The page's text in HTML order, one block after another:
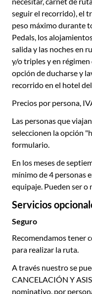
seguir el recorrido), el
peso máximo durante
Pedals, los
salida y las noches en
y/o triples y en régimen
opción de ducharse y
recorrido en el hotel
Precios por persona,
Las personas que
seleccionen la opción
formulario.
En los meses de
mínimo de 4 personas
equipaje. Pueden ser o
Servicios
Seguro
Recomendamos tener
para realizar la ruta.
A través nuestro se
CANCELACIÓN Y
nominativo, por